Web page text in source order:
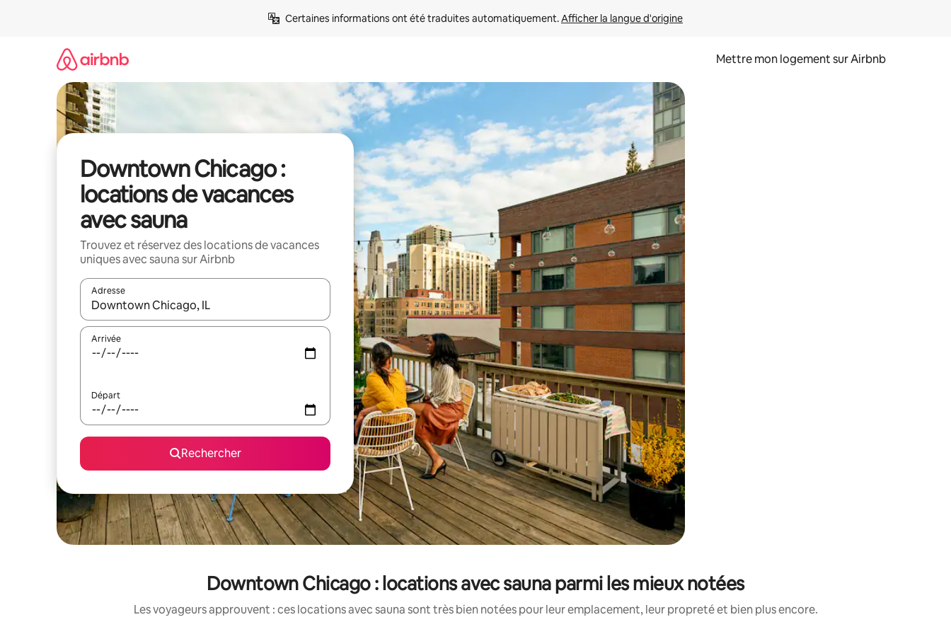
Certaines informations ont été traduites automatiquement. Afficher la langue d'origine
Mettre mon logement sur Airbnb
Downtown Chicago :
locations de vacances
avec sauna
Trouvez et réservez des locations de vacances
uniques avec sauna sur Airbnb
Adresse
Lorsque les résultats s'affichent, utilisez les flèches vers le haut et vers le bas pour les parcourir ou en appuyant et en faisant glisser.
Arrivée
Départ
Rechercher
Downtown Chicago : locations avec sauna parmi les mieux notées
Les voyageurs approuvent : ces locations avec sauna sont très bien notées pour leur emplacement, leur propreté et bien plus encore.